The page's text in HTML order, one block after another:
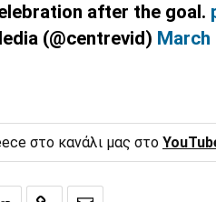
after the goal.
(@centrevid) March
στο κανάλι μας στο